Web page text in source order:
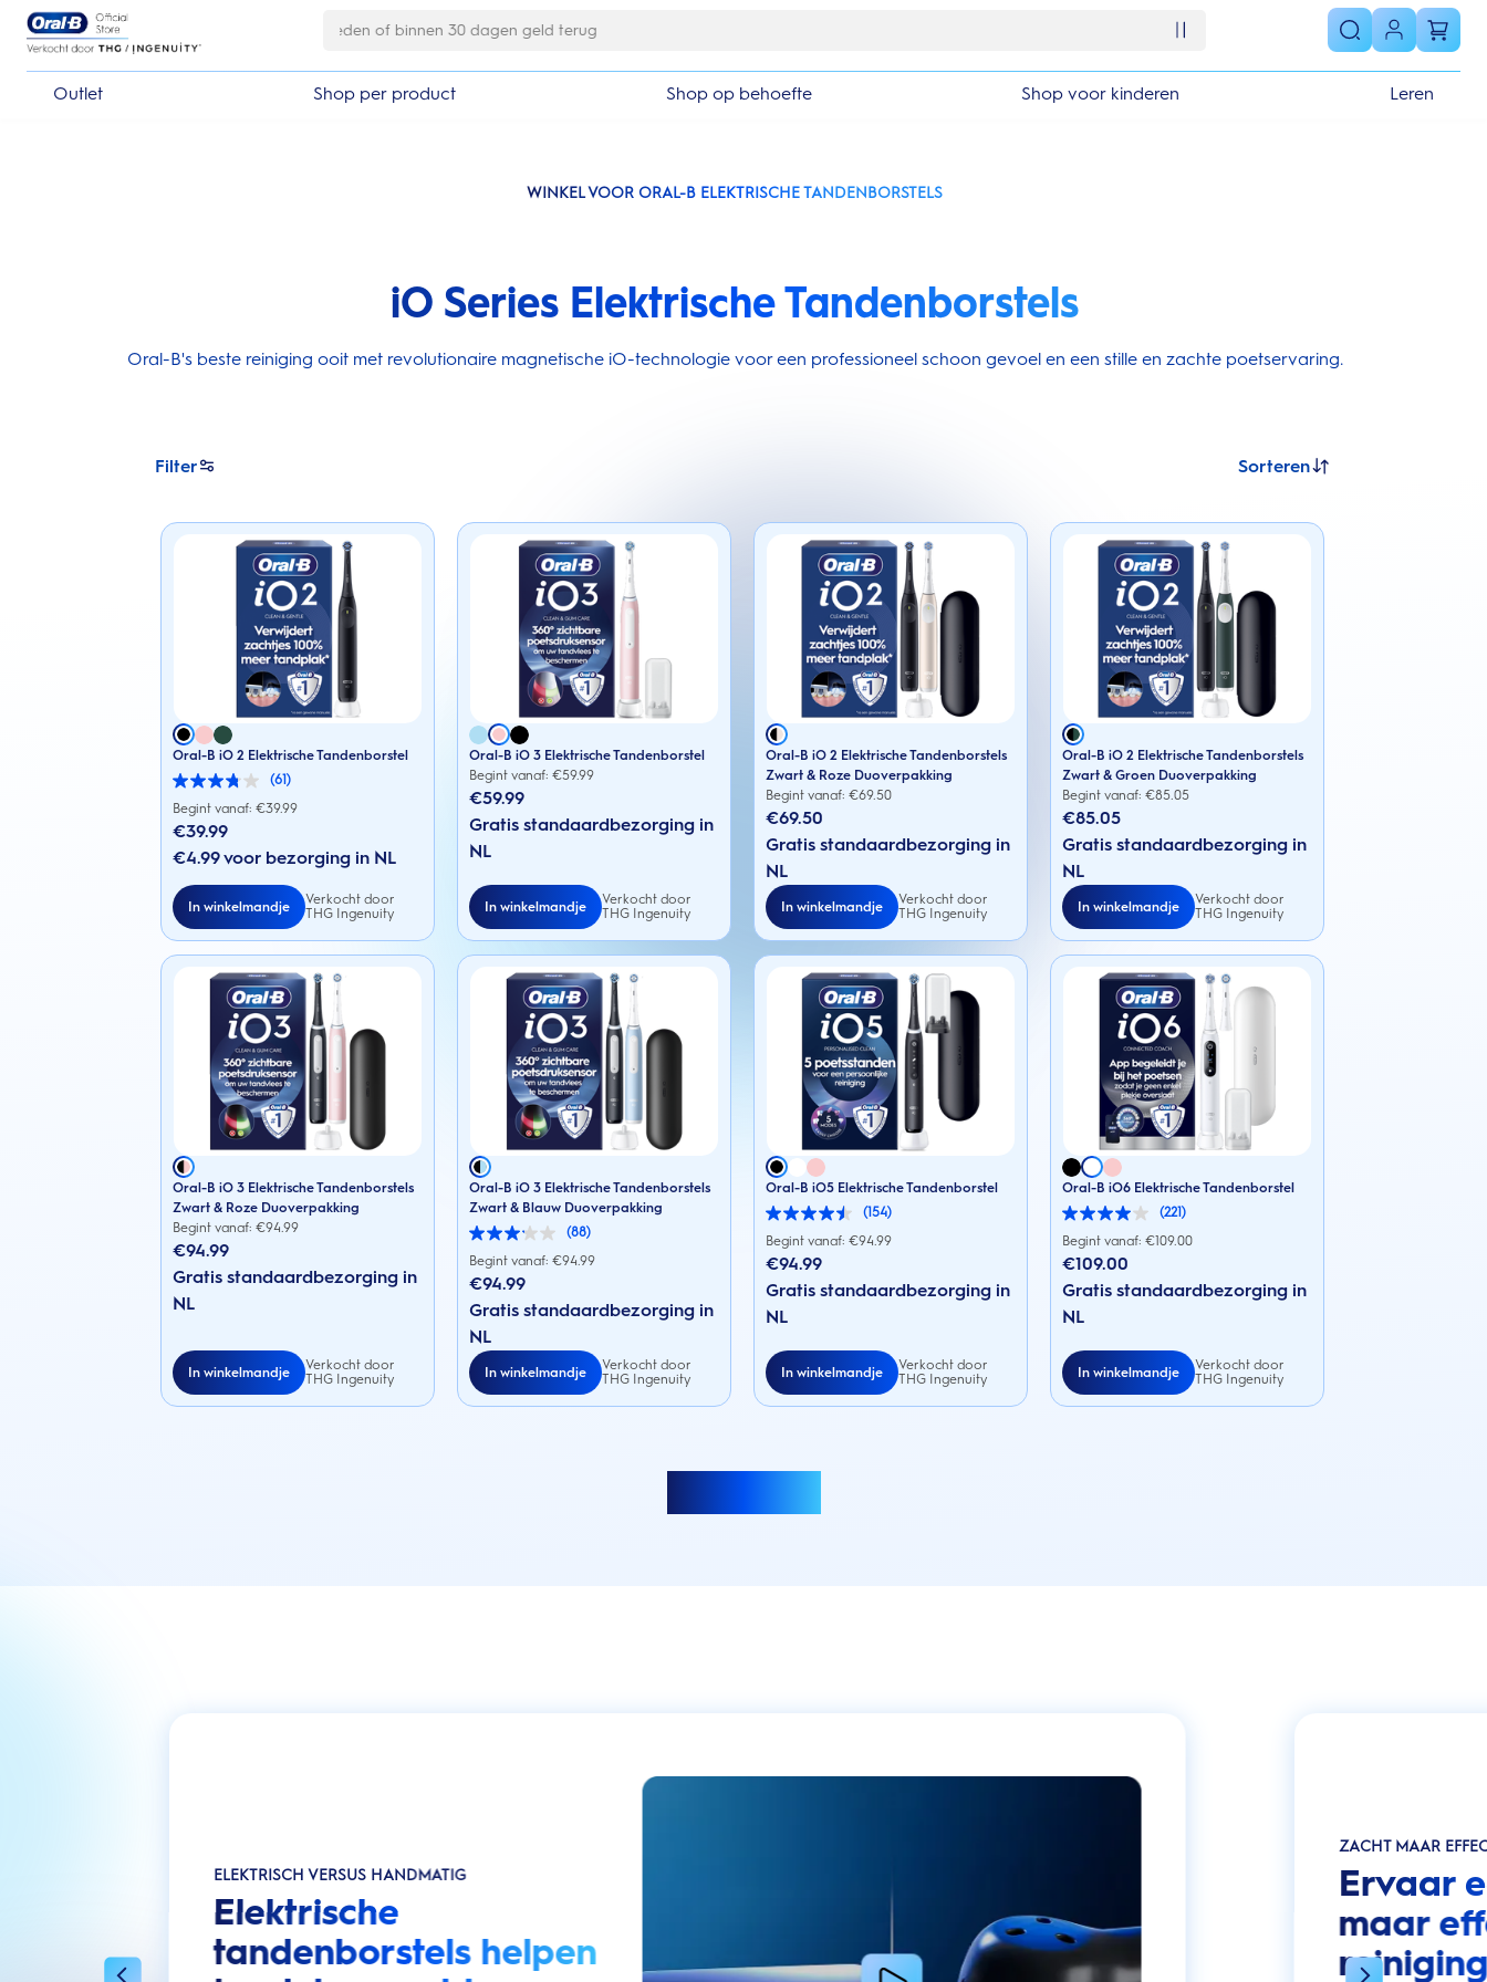
Outlet Shop per product Shop op behoefte Shop voor kinderen Leren
WINKEL VOOR ORAL-B ELEKTRISCHE TANDENBORSTELS
iO Series Elektrische Tandenborstels
Oral-B's beste reiniging ooit met revolutionaire magnetische iO-technologie voor een professioneel schoon gevoel en een stille en zachte poetservaring.
Filter Sorteren
Oral-B iO 2 Elektrische Tandenborstel
(61)
3.8
van
5
sterren.
beoordelingen
Begint vanaf: €39.99
€39.99
€4.99 voor bezorging in NL
In winkelmandje
Verkocht door
THG Ingenuity
Oral-B iO 3 Elektrische Tandenborstel
Begint vanaf: €59.99
€59.99
Gratis standaardbezorging in
NL
In winkelmandje
Verkocht door
THG Ingenuity
Oral-B iO 2 Elektrische Tandenborstels
Zwart & Roze Duoverpakking
Begint vanaf: €69.50
€69.50
Gratis standaardbezorging in
NL
In winkelmandje
Verkocht door
THG Ingenuity
Oral-B iO 2 Elektrische Tandenborstels
Zwart & Groen Duoverpakking
Begint vanaf: €85.05
€85.05
Gratis standaardbezorging in
NL
In winkelmandje
Verkocht door
THG Ingenuity
Oral-B iO 3 Elektrische Tandenborstels
Zwart & Roze Duoverpakking
Begint vanaf: €94.99
€94.99
Gratis standaardbezorging in
NL
In winkelmandje
Verkocht door
THG Ingenuity
Oral-B iO 3 Elektrische Tandenborstels
Zwart & Blauw Duoverpakking
(88)
3.1
van
5
sterren.
beoordelingen
Begint vanaf: €94.99
€94.99
Gratis standaardbezorging in
NL
In winkelmandje
Verkocht door
THG Ingenuity
Oral-B iO5 Elektrische Tandenborstel
(154)
4.5
van
5
sterren.
beoordelingen
Begint vanaf: €94.99
€94.99
Gratis standaardbezorging in
NL
In winkelmandje
Verkocht door
THG Ingenuity
Oral-B iO6 Elektrische Tandenborstel
(221)
4.0
van
5
sterren.
beoordelingen
Begint vanaf: €109.00
€109.00
Gratis standaardbezorging in
NL
In winkelmandje
Verkocht door
THG Ingenuity
ELEKTRISCH VERSUS HANDMATIG
Elektrische
tandenborstels helpen
ZACHT MAAR
Ervaar
maar